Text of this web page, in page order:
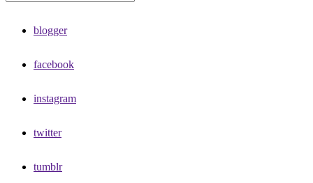
blogger
facebook
instagram
twitter
tumblr